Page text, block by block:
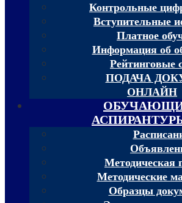
Контрольные
Вступительные
Платное
Информация об
Рейтинговые
ПОДАЧА
ОНЛАЙН
Методическая
Методические
Образцы